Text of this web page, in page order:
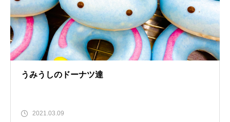
うみうしのドーナツ達
2021.03.09